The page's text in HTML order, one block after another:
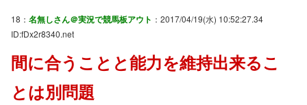
18： 名無しさん＠実況で競馬板アウト ：2017/04/19(水) 10:52:27.34
ID:fDx2r8340.net
間に合うことと能力を維持出来るこ
とは別問題